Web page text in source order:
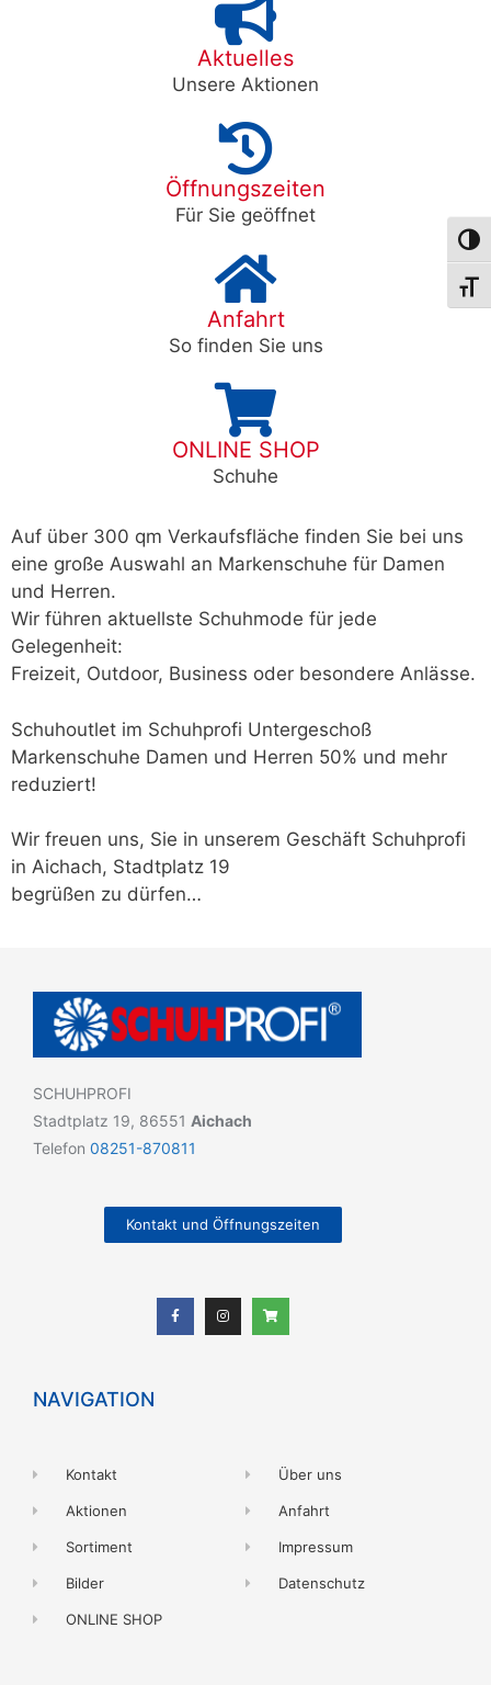
Aktuelles
Unsere Aktionen
Öffnungszeiten
Für Sie geöffnet
Anfahrt
So finden Sie uns
ONLINE SHOP
Schuhe
Auf über 300 qm Verkaufsfläche finden Sie bei uns
eine große Auswahl an Markenschuhe für Damen
und Herren.
Wir führen aktuellste Schuhmode für jede
Gelegenheit:
Freizeit, Outdoor, Business oder besondere Anlässe.
Schuhoutlet im Schuhprofi Untergeschoß
Markenschuhe Damen und Herren 50% und mehr
reduziert!
Wir freuen uns, Sie in unserem Geschäft Schuhprofi
in Aichach, Stadtplatz 19
begrüßen zu dürfen…
SCHUHPROFI
Stadtplatz 19, 86551 Aichach
Telefon 08251-870811
Kontakt und Öffnungszeiten
NAVIGATION
Kontakt
Aktionen
Sortiment
Bilder
ONLINE SHOP
Über uns
Anfahrt
Impressum
Datenschutz